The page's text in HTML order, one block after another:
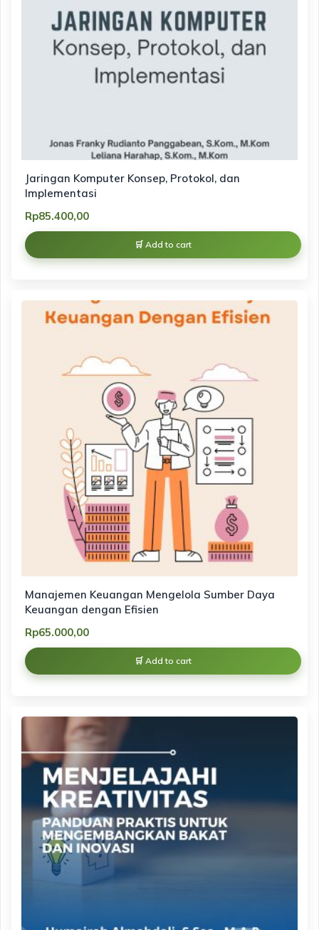
Jaringan Komputer Konsep, Protokol, dan
Implementasi
Rp85.400,00
Add to cart
Manajemen Keuangan Mengelola Sumber Daya
Keuangan dengan Efisien
Rp65.000,00
Add to cart